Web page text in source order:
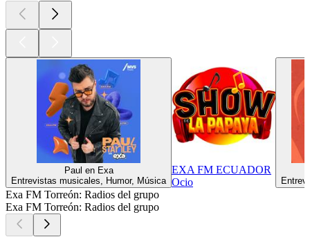
Paul en Exa
Entrevistas musicales, Humor, Música
EXA FM ECUADOR
Ocio
Exa FM Torreón: Radios del grupo
Exa FM Torreón: Radios del grupo